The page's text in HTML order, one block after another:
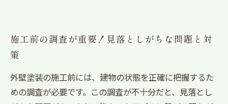
施工前の調査が重要！見落としがちな問題と対
策
外壁塗装の施工前には、建物の状態を正確に把握するた
めの調査が必要です。この調査が不十分だと、見落とし